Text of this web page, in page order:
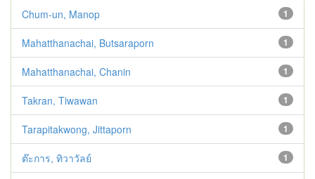
1
Chum-un, Manop
1
Mahatthanachai, Butsaraporn
1
Mahatthanachai, Chanin
1
Takran, Tiwawan
1
Tarapitakwong, Jittaporn
1
ต๊ะการ, ทิวาวัลย์